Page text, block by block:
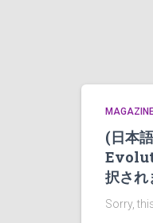
(日本
択され
Sorry,